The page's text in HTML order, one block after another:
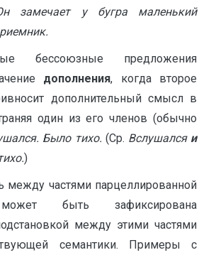
замечает у бугра маленький
бессоюзные предложения
дополнения, когда второе
дополнительный смысл в
один из его членов (обычно
Было тихо. (Ср. Вслушался и
)
между частями парцеллированной
может быть зафиксирована
между этими частями
семантики. Примеры с